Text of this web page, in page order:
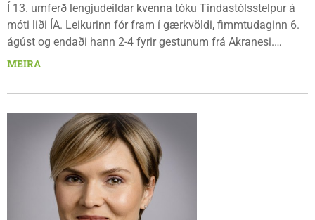
Í 13. umferð lengjudeildar kvenna tóku Tindastólsstelpur á
móti liði ÍA. Leikurinn fór fram í gærkvöldi, fimmtudaginn 6.
ágúst og endaði hann 2-4 fyrir gestunum frá Akranesi.
Tindastólsliðið frumsýndi tvo nýja leikmenn en þær dönsku
tvíburar.
MEIRA